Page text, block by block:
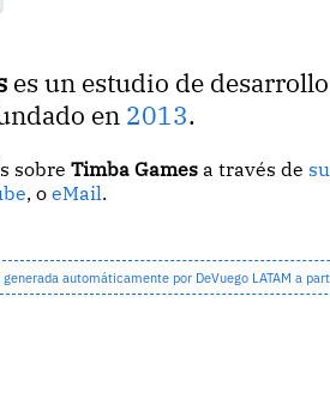
es un estudio de
en 2013.
sobreTimba Games a través de
, oeMail.
automáticamente por DeVuego LATAM a